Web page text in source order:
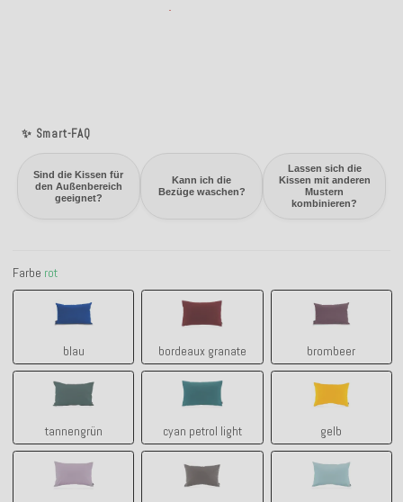
✨ Smart-FAQ
Sind die Kissen für
den Außenbereich
geeignet?
Kann ich die
Bezüge waschen?
Lassen sich die
Kissen mit anderen
Mustern
kombinieren?
Farbe rot
blau
blau
bordeaux granate
bordeaux granate
brombeer
brombeer
tannengrün
tannengrün
cyan petrol light
cyan petrol light
gelb
gelb
lila claro - flieder manzana